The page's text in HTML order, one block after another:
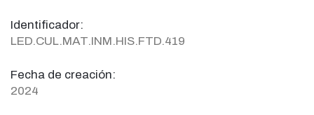
Identificador:
LED.CUL.MAT.INM.HIS.FTD.419
Fecha de creación:
2024